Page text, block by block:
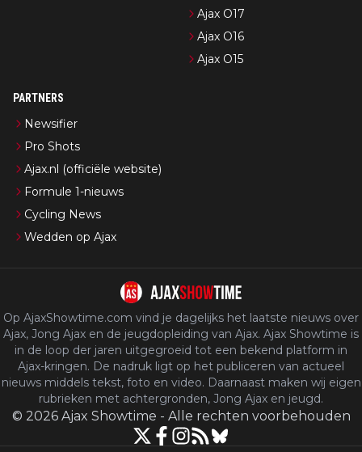
Ajax O17
Ajax O16
Ajax O15
PARTNERS
Newsifier
Pro Shots
Ajax.nl (officiële website)
Formule 1-nieuws
Cycling News
Wedden op Ajax
Op AjaxShowtime.com vind je dagelijks het laatste nieuws over
Ajax, Jong Ajax en de jeugdopleiding van Ajax. Ajax Showtime is
in de loop der jaren uitgegroeid tot een bekend platform in
Ajax-kringen. De nadruk ligt op het publiceren van actueel
nieuws middels tekst, foto en video. Daarnaast maken wij eigen
rubrieken met achtergronden, Jong Ajax en jeugd.
© 2026 Ajax Showtime - Alle rechten voorbehouden